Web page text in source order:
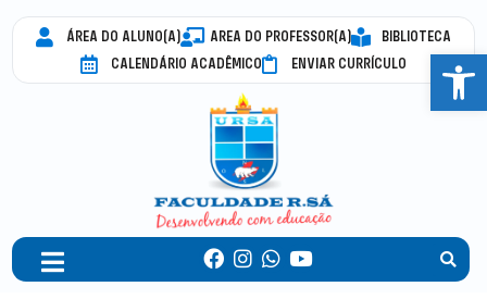
ÁREA DO ALUNO(A) AREA DO PROFESSOR(A)
BIBLIOTECA
CALENDÁRIO ACADÊMICO
ENVIAR CURRÍCULO Abrir